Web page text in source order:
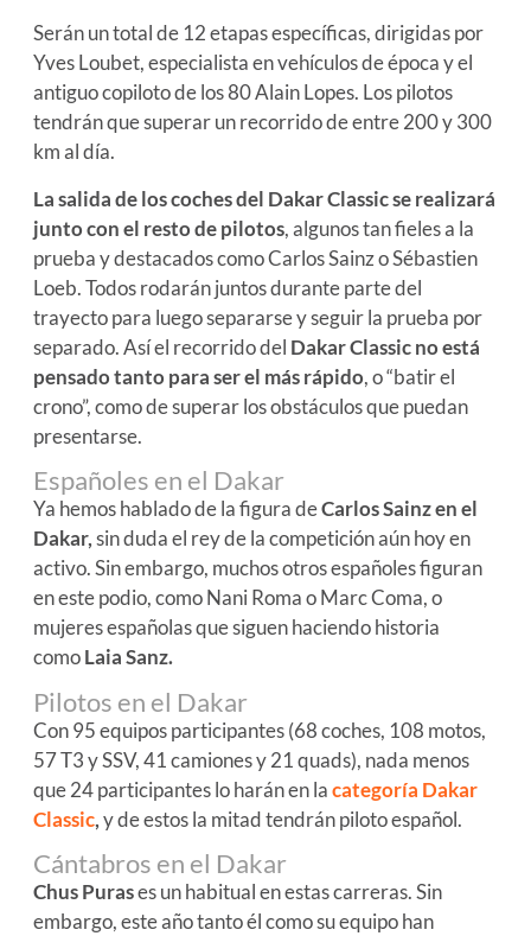
Serán un total de 12 etapas específicas, dirigidas por
Yves Loubet, especialista en vehículos de época y el
antiguo copiloto de los 80 Alain Lopes. Los pilotos
tendrán que superar un recorrido de entre 200 y 300
km al día.
La salida de los coches del Dakar Classic se realizará
junto con el resto de pilotos, algunos tan fieles a la
prueba y destacados como Carlos Sainz o Sébastien
Loeb. Todos rodarán juntos durante parte del
trayecto para luego separarse y seguir la prueba por
separado. Así el recorrido del Dakar Classic no está
pensado tanto para ser el más rápido, o “batir el
crono”, como de superar los obstáculos que puedan
presentarse.
Españoles en el Dakar
Ya hemos hablado de la figura deCarlos Sainz en el
Dakar,sin duda el rey de la competición aún hoy en
activo. Sin embargo, muchos otros españoles figuran
en este podio, como Nani Roma o Marc Coma, o
mujeres españolas que siguen haciendo historia
comoLaia Sanz.
Pilotos en el Dakar
Con 95 equipos participantes (68 coches, 108 motos,
57 T3 y SSV, 41 camiones y 21 quads), nada menos
que 24 participantes lo harán en lacategoría Dakar
Classic,y de estos la mitad tendrán piloto español.
Cántabros en el Dakar
Chus Purases un habitual en estas carreras. Sin
embargo, este año tanto él como su equipo han